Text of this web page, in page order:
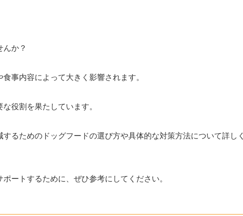
んか？
事内容によって大きく影響されます。
役割を果たしています。
るためのドッグフードの選び方や具体的な対策方法について詳しく
ートするために、ぜひ参考にしてください。